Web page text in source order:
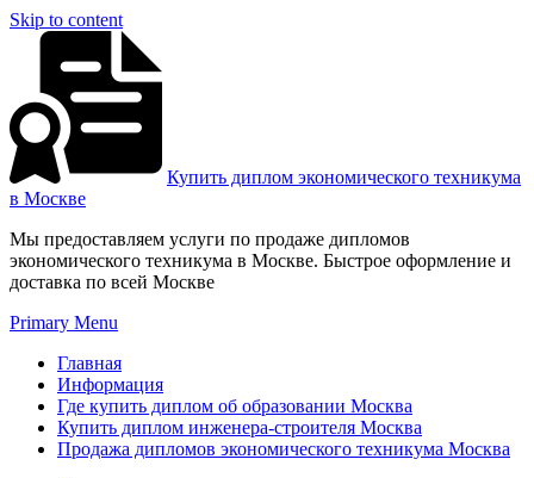
Skip to content
Купить диплом экономического техникума
в Москве
Мы предоставляем услуги по продаже дипломов
экономического техникума в Москве. Быстрое оформление и
доставка по всей Москве
Primary Menu
Главная
Информация
Где купить диплом об образовании Москва
Купить диплом инженера-строителя Москва
Продажа дипломов экономического техникума Москва